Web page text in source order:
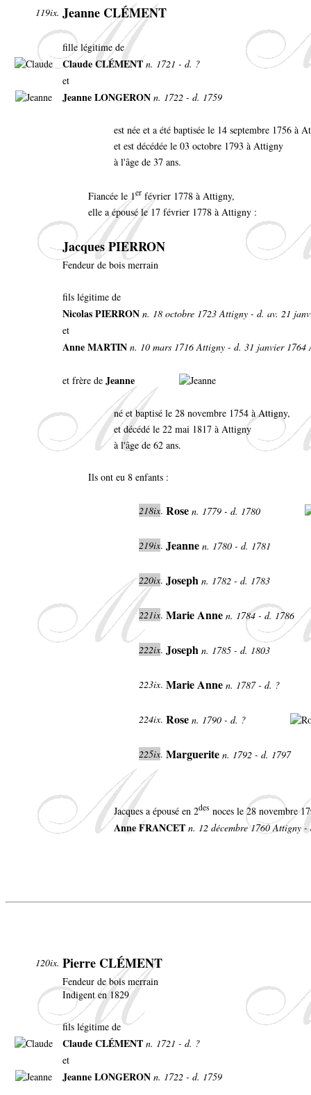
119ix. Jeanne CLÉMENT
fille légitime de
Claude CLÉMENT n. 1721 - d. ?
et
Jeanne LONGERON n. 1722 - d. 1759
est née et a été baptisée le 14 septembre 1756 à
et est décédée le 03 octobre 1793 à Attigny
à l'âge de 37 ans.
Fiancée le 1er février 1778 à Attigny,
elle a épousé le 17 février 1778 à Attigny :
Jacques PIERRON
Fendeur de bois merrain
fils légitime de
Nicolas PIERRON n. 18 octobre 1723 Attigny - d. av. 21
et
Anne MARTIN n. 10 mars 1716 Attigny - d. 31 janvier 1764
et frère de Jeanne
né et baptisé le 28 novembre 1754 à Attigny,
et décédé le 22 mai 1817 à Attigny
à l'âge de 62 ans.
Ils ont eu 8 enfants :
218ix. Rose n. 1779 - d. 1780
219ix. Jeanne n. 1780 - d. 1781
220ix. Joseph n. 1782 - d. 1783
221ix. Marie Anne n. 1784 - d. 1786
222ix. Joseph n. 1785 - d. 1803
223ix. Marie Anne n. 1787 - d. ?
224ix. Rose n. 1790 - d. ?
225ix. Marguerite n. 1792 - d. 1797
Jacques a épousé en 2des noces le 28 novembre
Anne FRANCET n. 12 décembre 1760 Attigny
120ix. Pierre CLÉMENT
Fendeur de bois merrain
Indigent en 1829
fils légitime de
Claude CLÉMENT n. 1721 - d. ?
et
Jeanne LONGERON n. 1722 - d. 1759